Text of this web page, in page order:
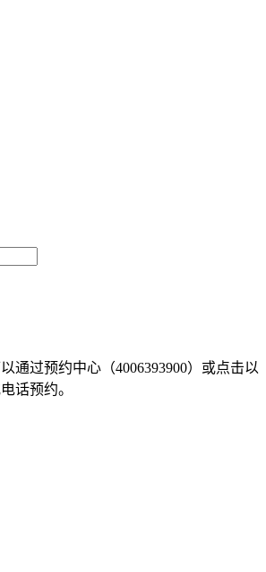
通过预约中心（4006393900）或点击以
话预约。